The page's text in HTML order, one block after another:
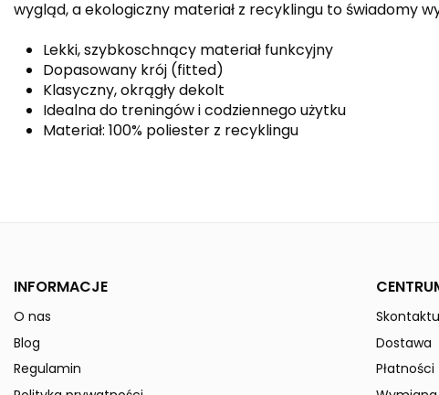
wygląd, a ekologiczny materiał z recyklingu to świadomy
Lekki, szybkoschnący materiał funkcyjny
Dopasowany krój (fitted)
Klasyczny, okrągły dekolt
Idealna do treningów i codziennego użytku
Materiał: 100% poliester z recyklingu
Płeć
Indeks
W magazynie
ean13
INFORMACJE
O nas
Blog
Regulamin
Dostawa
Płatności